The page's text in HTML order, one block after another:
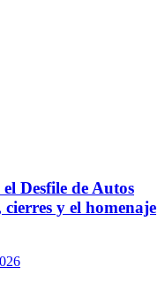
Desfile de Autos
y el homenaje